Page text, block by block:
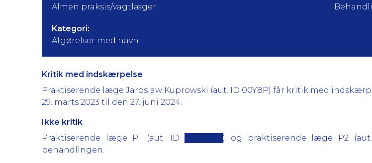
Almen praksis/vagtlæger
Kategori:
Afgørelser med navn
Kritik med indskærpelse
Praktiserende læge Jaroslaw Kuprowski (aut. ID 00Y8P) får kritik med
29. marts 2023 til den 27. juni 2024.
Ikke kritik
Praktiserende læge P1 (aut. ID ███████) og praktiserende læge P2
behandlingen.